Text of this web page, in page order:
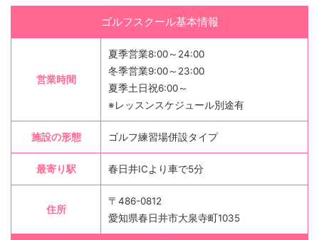
ゴルフスクール基本情報
営業時間
夏季営業8:00～24:00
冬季営業9:00～23:00
夏季土日祝6:00～
※レッスンスケジュール別途有
施設の形態 ゴルフ練習場併設タイプ
最寄り駅 春日井ICより車で5分
住所
〒486-0812
愛知県春日井市大泉寺町1035